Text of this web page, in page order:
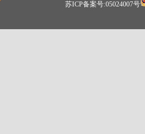
苏ICP备案号:05024007号